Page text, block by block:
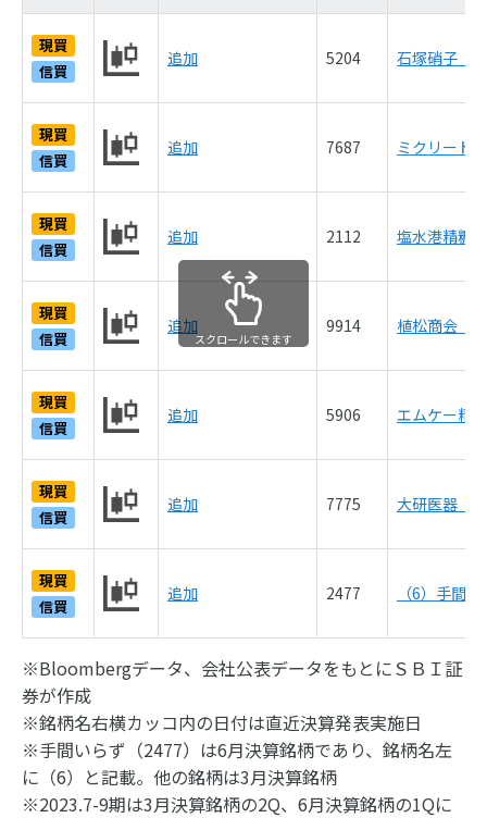
現買
信買
追加 5204 石塚硝子（
現買
信買
追加 7687 ミクリード
現買
信買
追加 2112 塩水港精糖
現買
信買
追加 9914 植松商会（
現買
信買
追加 5906 エムケー精
現買
信買
追加 7775 大研医器（
現買
信買
追加 2477 （6）手間
スクロールできます
※Bloombergデータ、会社公表データをもとにＳＢＩ証
券が作成
※銘柄名右横カッコ内の日付は直近決算発表実施日
※手間いらず（2477）は6月決算銘柄であり、銘柄名左
に（6）と記載。他の銘柄は3月決算銘柄
※2023.7-9期は3月決算銘柄の2Q、6月決算銘柄の1Qに